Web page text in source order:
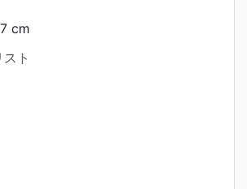
cm
ト